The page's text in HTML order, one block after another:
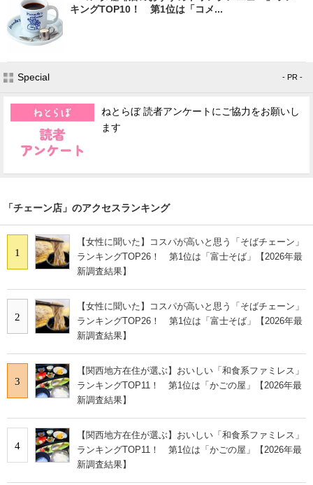
キングTOP10！ 第1位は「コメ...
Special - PR -
ねとらぼ 読者アンケートにご協力をお願いし
ます
「チェーン店」のアクセスランキング
1
【女性に聞いた】コスパが高いと思う「そばチェーン」
ランキングTOP26！ 第1位は「富士そば」【2026年最
新調査結果】
2
【女性に聞いた】コスパが高いと思う「そばチェーン」
ランキングTOP26！ 第1位は「富士そば」【2026年最
新調査結果】
3
【関西地方在住が選ぶ】おいしい「和食系ファミレス」
ランキングTOP11！ 第1位は「かごの屋」【2026年最
新調査結果】
4
【関西地方在住が選ぶ】おいしい「和食系ファミレス」
ランキングTOP11！ 第1位は「かごの屋」【2026年最
新調査結果】